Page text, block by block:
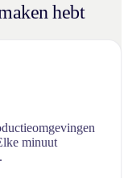
hebt
minuut